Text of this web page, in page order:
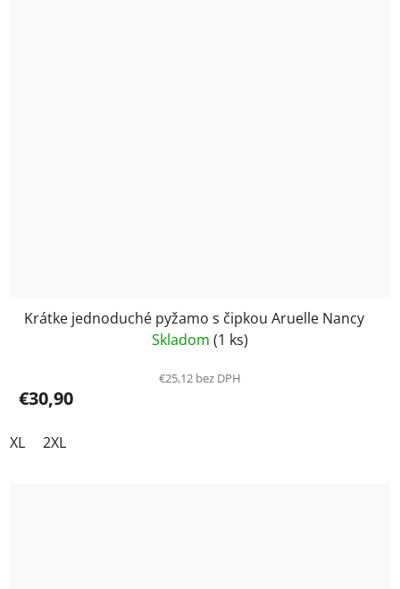
Krátke jednoduché pyžamo s čipkou Aruelle Nancy
Skladom (1 ks)
€25,12 bez DPH
€30,90
XL 2XL